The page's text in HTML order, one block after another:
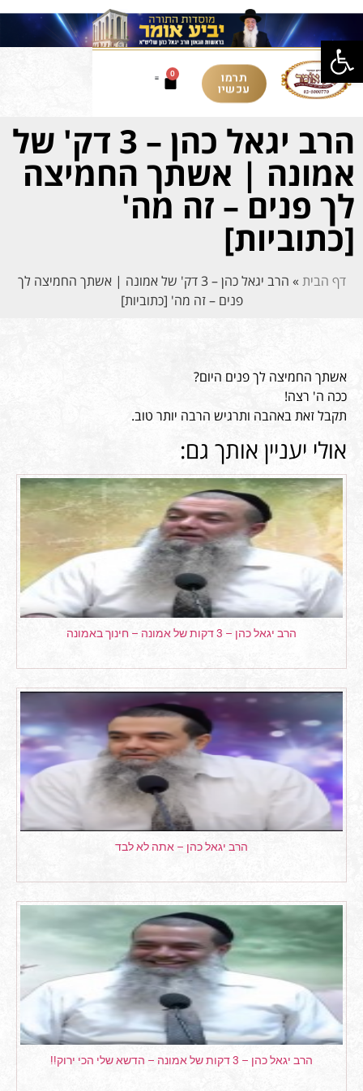
פתח סרגל נגישות
תרמו
עכשיו
0
הרב יגאל כהן – 3 דק' של
אמונה | אשתך החמיצה
לך פנים – זה מה'
[כתוביות]
דף הבית »
הרב יגאל כהן – 3 דק' של אמונה | אשתך החמיצה לך
פנים – זה מה' [כתוביות]
אשתך החמיצה לך פנים היום?
ככה ה' רצה!
תקבל זאת באהבה ותרגיש הרבה יותר טוב.
אולי יעניין אותך גם:
הרב יגאל כהן – 3 דקות של אמונה – חינוך באמונה
הרב יגאל כהן – אתה לא לבד
הרב יגאל כהן – 3 דקות של אמונה – הדשא שלי הכי ירוק!!